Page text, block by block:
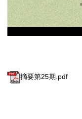
摘要第25期.pdf